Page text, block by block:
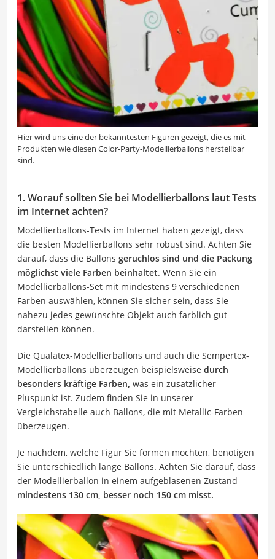
Hier wird uns eine der bekanntesten Figuren gezeigt, die es mit
Produkten wie diesen Color-Party-Modellierballons herstellbar
sind.
1. Worauf sollten Sie bei Modellierballons laut Tests
im Internet achten?
Modellierballons-Tests im Internet haben gezeigt, dass
die besten Modellierballons sehr robust sind. Achten Sie
darauf, dass die Ballons geruchlos sind und die Packung
möglichst viele Farben beinhaltet. Wenn Sie ein
Modellierballons-Set mit mindestens 9 verschiedenen
Farben auswählen, können Sie sicher sein, dass Sie
nahezu jedes gewünschte Objekt auch farblich gut
darstellen können.
Die Qualatex-Modellierballons und auch die Sempertex-
Modellierballons überzeugen beispielsweise durch
besonders kräftige Farben, was ein zusätzlicher
Pluspunkt ist. Zudem finden Sie in unserer
Vergleichstabelle auch Ballons, die mit Metallic-Farben
überzeugen.
Je nachdem, welche Figur Sie formen möchten, benötigen
Sie unterschiedlich lange Ballons. Achten Sie darauf, dass
der Modellierballon in einem aufgeblasenen Zustand
mindestens 130 cm, besser noch 150 cm misst.